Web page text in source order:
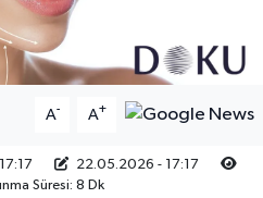
A- A+
22.05.2026 - 17:17
Süresi: 8 Dk